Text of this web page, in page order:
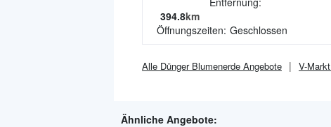
394.8km
Öffnungszeiten: Geschlossen
Alle Dünger Blumenerde Angebote V-Markt
Ähnliche Angebote: